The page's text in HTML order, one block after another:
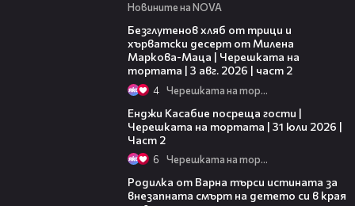
Новините на NOVA
Безглутенов хляб от трици и
хърватски десерт от Милена
Маркова-Маца | Черешката на
тортата | 3 авг. 2026 | част 2
4 Черешката на тортата
Енджи Касабие посреща гости |
Черешката на тортата | 31 юли 2026 |
Част 2
6 Черешката на тортата
Родилка от Варна търси истината за
внезапната смърт на детето си в края